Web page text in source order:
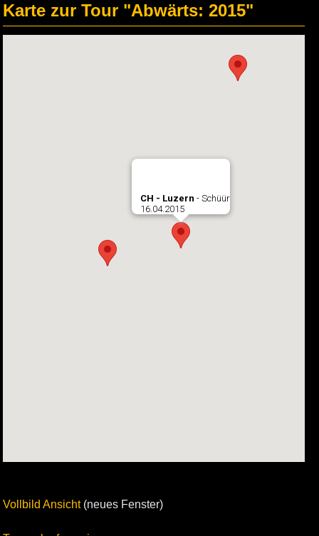
Karte zur Tour "Abwärts: 2015"
CH - Luzern - Schüür
16.04.2015
Vollbild Ansicht(neues Fenster)